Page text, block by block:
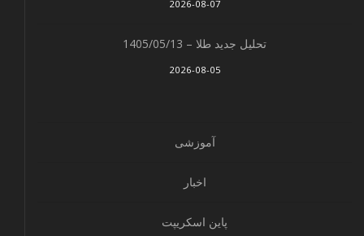
2026-08-07
تحلیل جدید طلا – 1405/05/13
2026-08-05
آموزشی
اخبار
پاین اسکریپت